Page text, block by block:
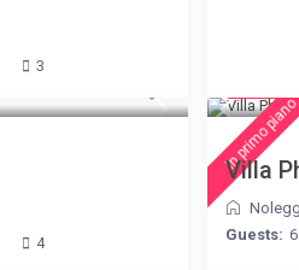
3
4
In primo piano
Villa
Guests: 6